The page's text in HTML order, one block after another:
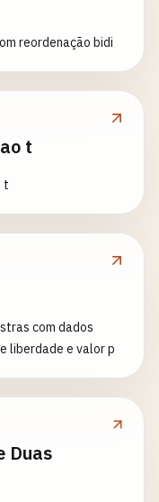
reordenação bidi
t
t
com dados
liberdade e valor p
Duas